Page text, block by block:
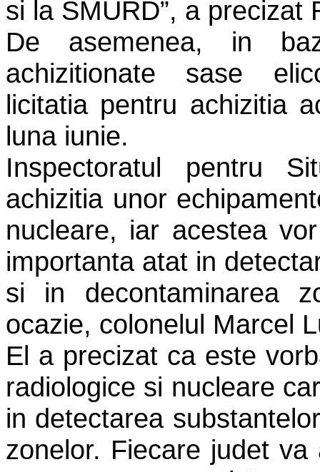
si la SMURD”, a precizat
De asemenea, in
achizitionate sase
licitatia pentru achizitia
luna iunie.
Inspectoratul pentru
achizitia unor
nucleare, iar acestea
importanta atat in
si in decontaminarea
ocazie, colonelul Marcel
El a precizat ca este
radiologice si nucleare
in detectarea
zonelor. Fiecare judet